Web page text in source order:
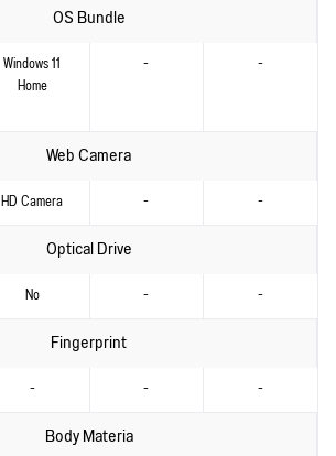
OS Bundle
Windows 11
Home
- -
Web Camera
HD Camera - -
Optical Drive
No - -
Fingerprint
- - -
Body Materia